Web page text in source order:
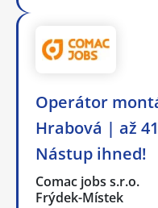
Operátor
Hrabová | až
Nástup ihned!
Comac jobs s.r.o.
Frýdek-Místek